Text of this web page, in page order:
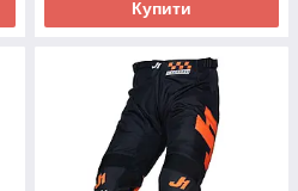
Купити